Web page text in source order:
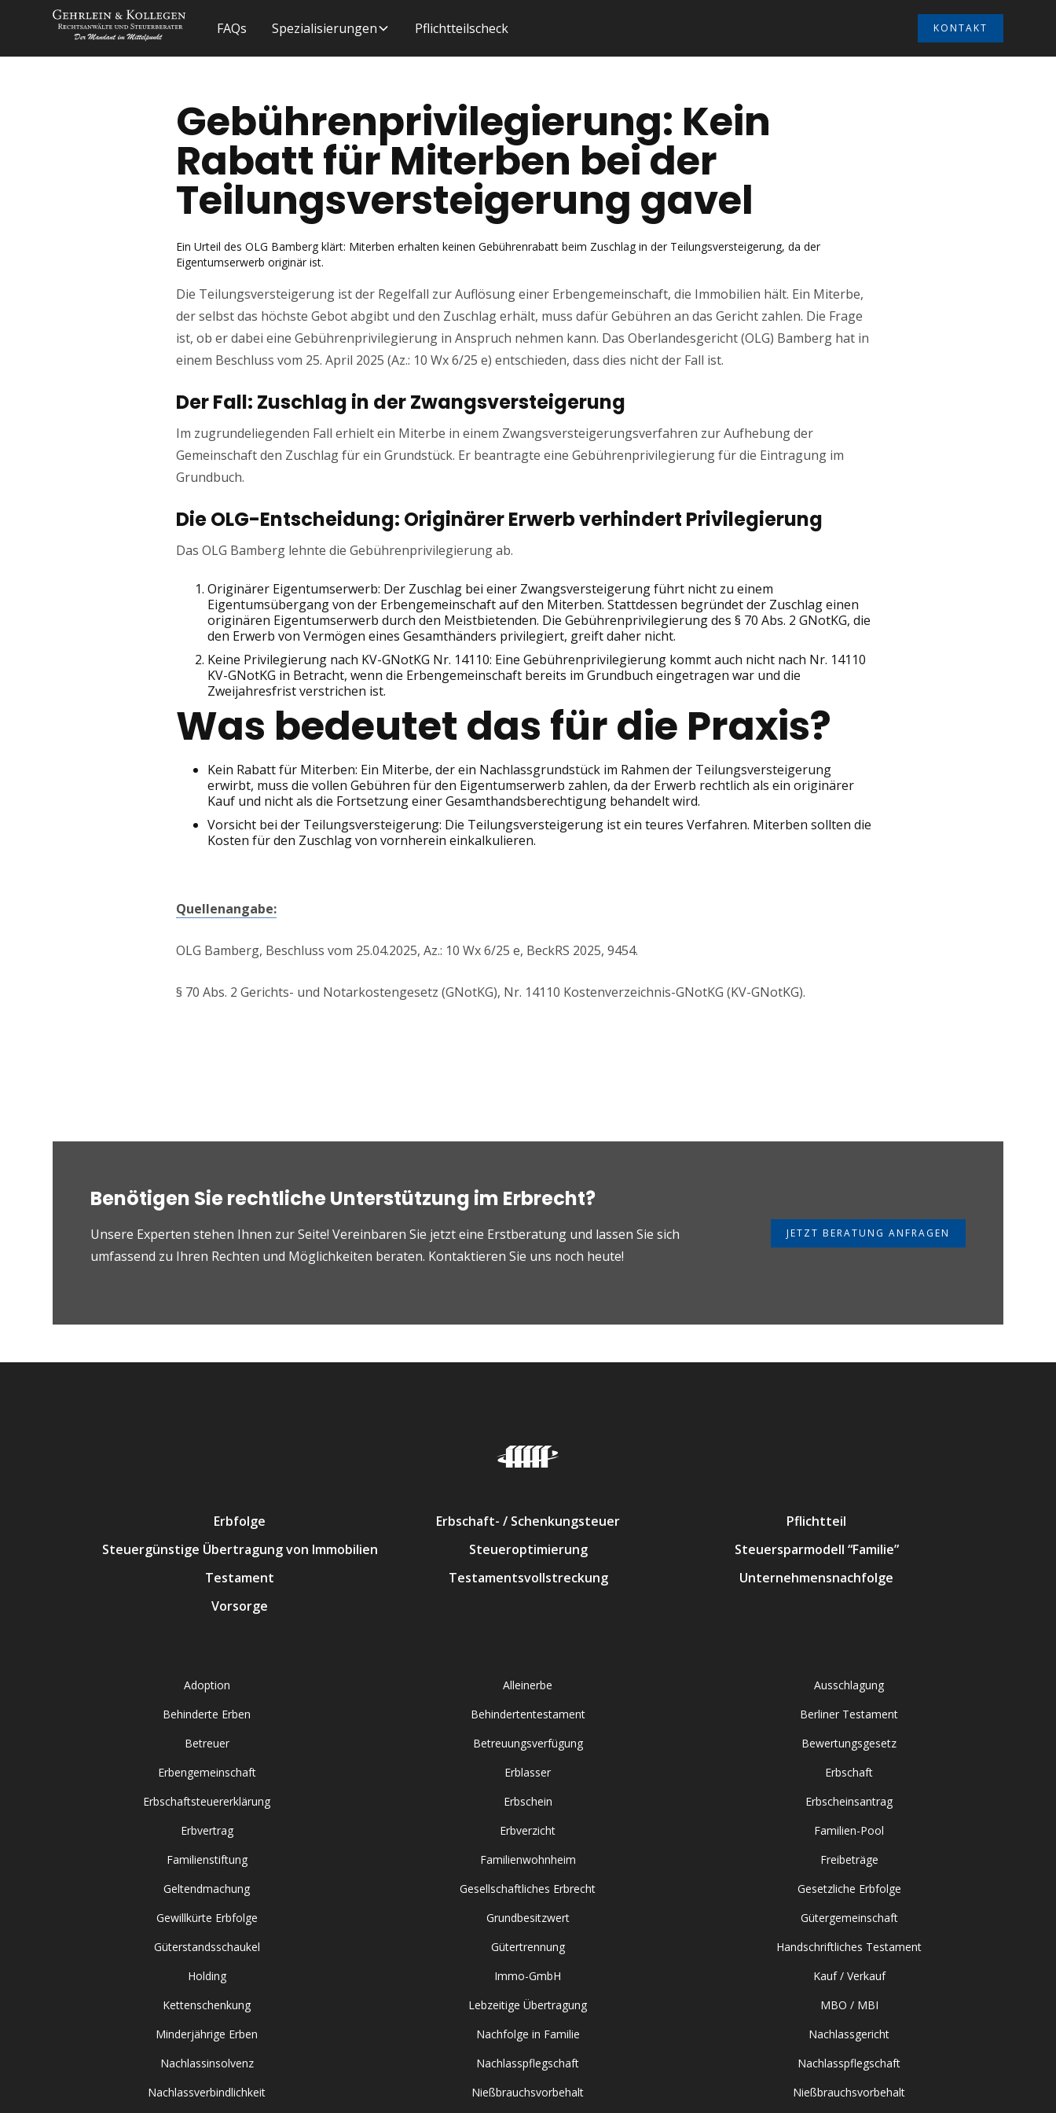
FAQs Spezialisierungen Pflichtteilscheck KONTAKT
Gebührenprivilegierung: Kein
Rabatt für Miterben bei der
Teilungsversteigerung gavel
Ein Urteil des OLG Bamberg klärt: Miterben erhalten keinen Gebührenrabatt beim Zuschlag in der Teilungsversteigerung, da der
Eigentumserwerb originär ist.
Die Teilungsversteigerung ist der Regelfall zur Auflösung einer Erbengemeinschaft, die Immobilien hält. Ein Miterbe,
der selbst das höchste Gebot abgibt und den Zuschlag erhält, muss dafür Gebühren an das Gericht zahlen. Die Frage
ist, ob er dabei eine Gebührenprivilegierung in Anspruch nehmen kann. Das Oberlandesgericht (OLG) Bamberg hat in
einem Beschluss vom 25. April 2025 (Az.: 10 Wx 6/25 e) entschieden, dass dies nicht der Fall ist.
Der Fall: Zuschlag in der Zwangsversteigerung
Im zugrundeliegenden Fall erhielt ein Miterbe in einem Zwangsversteigerungsverfahren zur Aufhebung der
Gemeinschaft den Zuschlag für ein Grundstück. Er beantragte eine Gebührenprivilegierung für die Eintragung im
Grundbuch.
Die OLG-Entscheidung: Originärer Erwerb verhindert Privilegierung
Das OLG Bamberg lehnte die Gebührenprivilegierung ab.
Originärer Eigentumserwerb: Der Zuschlag bei einer Zwangsversteigerung führt nicht zu einem
Eigentumsübergang von der Erbengemeinschaft auf den Miterben. Stattdessen begründet der Zuschlag einen
originären Eigentumserwerb durch den Meistbietenden. Die Gebührenprivilegierung des § 70 Abs. 2 GNotKG, die
den Erwerb von Vermögen eines Gesamthänders privilegiert, greift daher nicht.
Keine Privilegierung nach KV-GNotKG Nr. 14110: Eine Gebührenprivilegierung kommt auch nicht nach Nr. 14110
KV-GNotKG in Betracht, wenn die Erbengemeinschaft bereits im Grundbuch eingetragen war und die
Zweijahresfrist verstrichen ist.
Was bedeutet das für die Praxis?
Kein Rabatt für Miterben: Ein Miterbe, der ein Nachlassgrundstück im Rahmen der Teilungsversteigerung
erwirbt, muss die vollen Gebühren für den Eigentumserwerb zahlen, da der Erwerb rechtlich als ein originärer
Kauf und nicht als die Fortsetzung einer Gesamthandsberechtigung behandelt wird.
Vorsicht bei der Teilungsversteigerung: Die Teilungsversteigerung ist ein teures Verfahren. Miterben sollten die
Kosten für den Zuschlag von vornherein einkalkulieren.
Quellenangabe:
OLG Bamberg, Beschluss vom 25.04.2025, Az.: 10 Wx 6/25 e, BeckRS 2025, 9454.
§ 70 Abs. 2 Gerichts- und Notarkostengesetz (GNotKG), Nr. 14110 Kostenverzeichnis-GNotKG (KV-GNotKG).
Benötigen Sie rechtliche Unterstützung im Erbrecht?
Unsere Experten stehen Ihnen zur Seite! Vereinbaren Sie jetzt eine Erstberatung und lassen Sie sich
umfassend zu Ihren Rechten und Möglichkeiten beraten. Kontaktieren Sie uns noch heute!
JETZT BERATUNG ANFRAGEN
Erbfolge Erbschaft- / Schenkungsteuer
Pflichtteil
Steuergünstige Übertragung von Immobilien
Steueroptimierung
Steuersparmodell “Familie”
Testament
Testamentsvollstreckung
Unternehmensnachfolge
Vorsorge
Adoption Alleinerbe
Ausschlagung
Behinderte Erben
Behindertentestament
Berliner Testament
Betreuer
Betreuungsverfügung
Bewertungsgesetz
Erbengemeinschaft
Erblasser
Erbschaft
Erbschaftsteuererklärung
Erbschein
Erbscheinsantrag
Erbvertrag
Erbverzicht
Familien-Pool
Familienstiftung
Familienwohnheim
Freibeträge
Geltendmachung
Gesellschaftliches Erbrecht
Gesetzliche Erbfolge
Gewillkürte Erbfolge
Grundbesitzwert
Gütergemeinschaft
Güterstandsschaukel
Gütertrennung
Handschriftliches Testament
Holding
Immo-GmbH
Kauf / Verkauf
Kettenschenkung
Lebzeitige Übertragung
MBO / MBI
Minderjährige Erben
Nachfolge in Familie
Nachlassgericht
Nachlassinsolvenz
Nachlasspflegschaft
Nachlasspflegschaft
Nachlassverbindlichkeit
Nießbrauchsvorbehalt Nießbrauchsvorbehalt